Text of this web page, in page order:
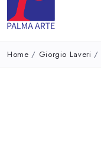
Home / Giorgio Laveri /